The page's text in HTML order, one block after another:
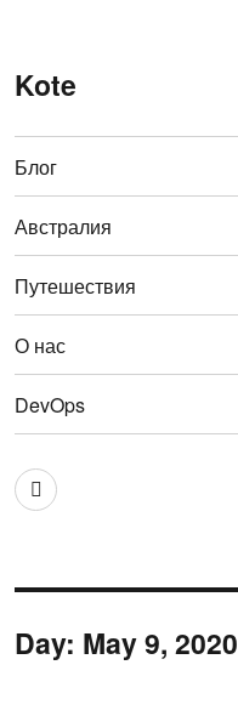
Kote
Блог
Австралия
Путешествия
О нас
DevOps
Австралия
Day: May 9, 2020